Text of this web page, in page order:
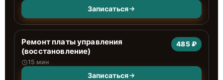
Записаться
Ремонт платы управления
(восстановление)
15 мин
485 ₽
Записаться